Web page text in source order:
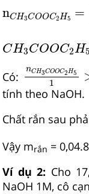
nCH3COOC2 H5 =
CH3COOC2H5
Có: nCH3COOC2 H5
1
nCH3COO
tính theo NaOH.
Chất rắn sau
Vậy mrắn =
Ví dụ 2: Cho
NaOH 1M, cô